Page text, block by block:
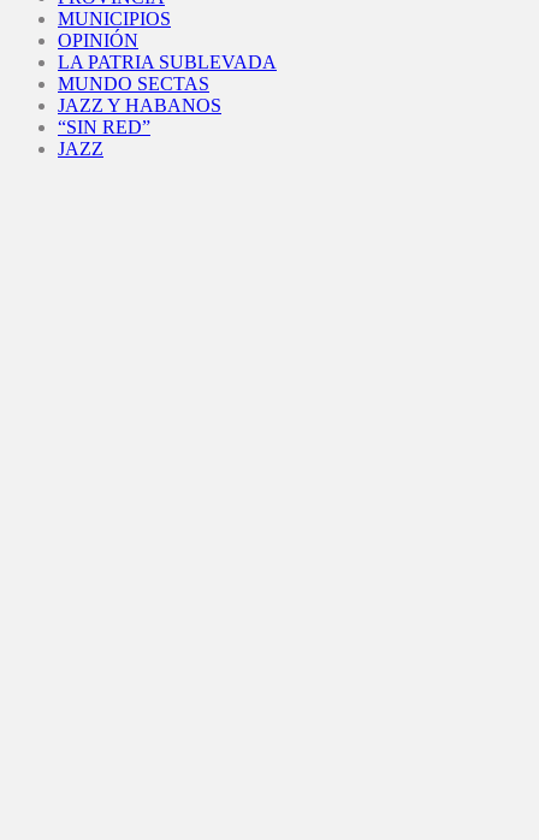
MUNICIPIOS
OPINIÓN
LA PATRIA SUBLEVADA
MUNDO SECTAS
JAZZ Y HABANOS
“SIN RED”
JAZZ